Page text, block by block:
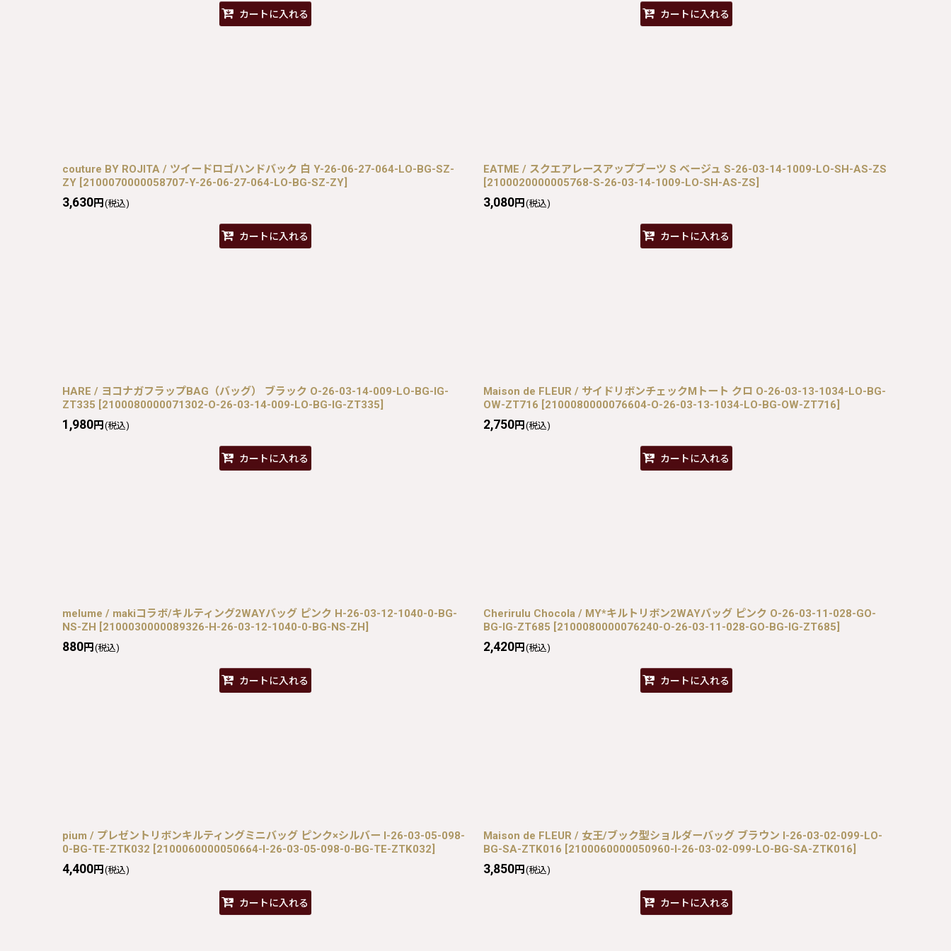
カートに入れる カートに入れる
couture BY ROJITA / ツイードロゴハンドバック 白 Y-26-06-27-064-LO-BG-SZ-
ZY [2100070000058707-Y-26-06-27-064-LO-BG-SZ-ZY]
3,630円 (税込)
カートに入れる
EATME / スクエアレースアップブーツ S ベージュ S-26-03-14-1009-LO-SH-AS-ZS
[2100020000005768-S-26-03-14-1009-LO-SH-AS-ZS]
3,080円 (税込)
カートに入れる
HARE / ヨコナガフラップBAG（バッグ） ブラック O-26-03-14-009-LO-BG-IG-
ZT335 [2100080000071302-O-26-03-14-009-LO-BG-IG-ZT335]
1,980円 (税込)
カートに入れる
Maison de FLEUR / サイドリボンチェックMトート クロ O-26-03-13-1034-LO-BG-
OW-ZT716 [2100080000076604-O-26-03-13-1034-LO-BG-OW-ZT716]
2,750円 (税込)
カートに入れる
melume / makiコラボ/キルティング2WAYバッグ ピンク H-26-03-12-1040-0-BG-
NS-ZH [2100030000089326-H-26-03-12-1040-0-BG-NS-ZH]
880円 (税込)
カートに入れる
Cherirulu Chocola / MY*キルトリボン2WAYバッグ ピンク O-26-03-11-028-GO-
BG-IG-ZT685 [2100080000076240-O-26-03-11-028-GO-BG-IG-ZT685]
2,420円 (税込)
カートに入れる
pium / プレゼントリボンキルティングミニバッグ ピンク×シルバー I-26-03-05-098-
0-BG-TE-ZTK032 [2100060000050664-I-26-03-05-098-0-BG-TE-ZTK032]
4,400円 (税込)
カートに入れる
Maison de FLEUR / 女王/ブック型ショルダーバッグ ブラウン I-26-03-02-099-LO-
BG-SA-ZTK016 [2100060000050960-I-26-03-02-099-LO-BG-SA-ZTK016]
3,850円 (税込)
カートに入れる